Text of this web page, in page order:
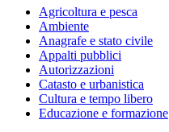
Agricoltura e pesca
Ambiente
Anagrafe e stato civile
Appalti pubblici
Autorizzazioni
Catasto e urbanistica
Cultura e tempo libero
Educazione e formazione